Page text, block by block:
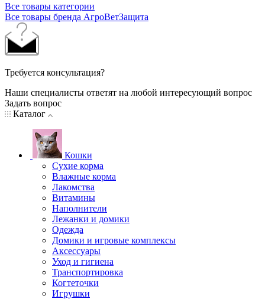
Все товары категории
Все товары бренда АгроВетЗащита
Требуется консультация?
Наши специалисты ответят на любой интересующий вопрос
Задать вопрос
Каталог
Кошки
Сухие корма
Влажные корма
Лакомства
Витамины
Наполнители
Лежанки и домики
Одежда
Домики и игровые комплексы
Аксессуары
Уход и гигиена
Транспортировка
Когтеточки
Игрушки